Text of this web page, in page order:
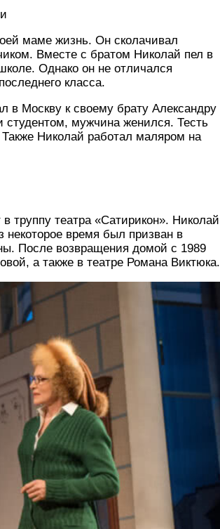
маме жизнь. Он сколачивал
Вместе с братом Николай пел в
Однако он не отличался
класса.
в Москву к своему брату Александру
студентом, мужчина женился. Тесть
Николай работал маляром на
труппу театра «Сатирикон». Николай
некоторое время был призван в
После возвращения домой с 1989
а также в театре Романа Виктюка.